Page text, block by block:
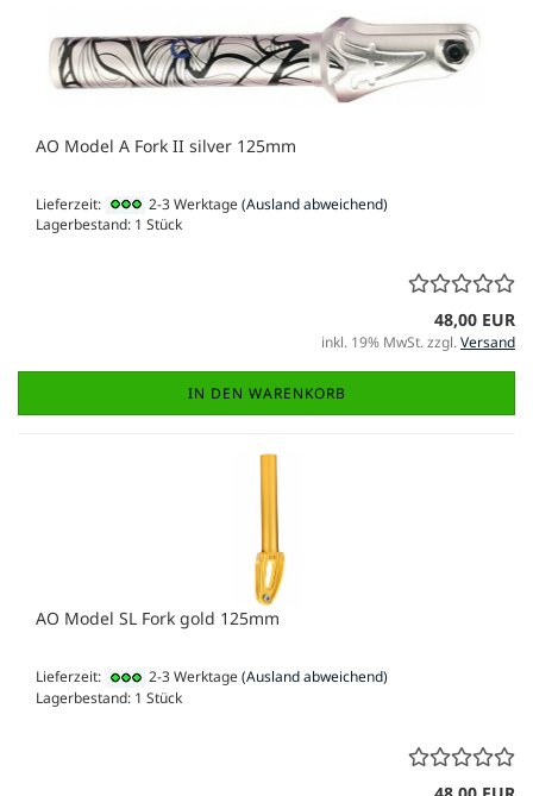
AO Model A Fork II silver 125mm
Lieferzeit: 2-3 Werktage(Ausland abweichend)
Lagerbestand: 1 Stück
48,00 EUR
inkl. 19% MwSt. zzgl.Versand
IN DEN WARENKORB
AO Model SL Fork gold 125mm
Lieferzeit: 2-3 Werktage(Ausland abweichend)
Lagerbestand: 1 Stück